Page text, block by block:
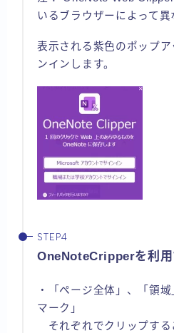
いるブラウザーによって異
表示される紫色のポップ
ンインします。
OneNoteCripperを利用
・「ページ全体」、「領
マーク」
それぞれでクリップする